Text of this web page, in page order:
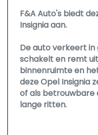
Elektrische
Middenarmsteun
Stuur en
Buitenspiegels
F&A Auto's biedt
Insignia aan.
De auto verkeert
schakelt en remt
binnenruimte en
deze Opel Insignia
of als betrouwbare
lange ritten.